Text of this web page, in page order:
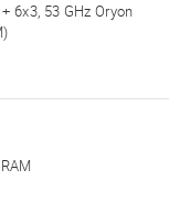
6x3, 53 GHz Oryon